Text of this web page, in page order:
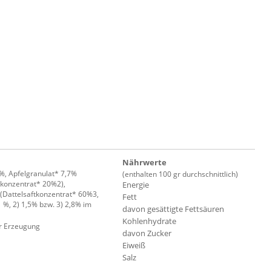
Apfelgranulat* 7,7%
20%2),
60%3,
2) 1,5% bzw. 3) 2,8% im
Erzeugung
Nährwerte
(enthalten 100 gr durchschnittlich)
Energie
Fett
davon gesättigte Fettsäuren
Kohlenhydrate
davon Zucker
Eiweiß
Salz